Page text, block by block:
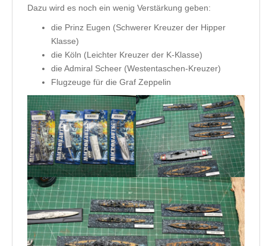
Dazu wird es noch ein wenig Verstärkung geben:
die Prinz Eugen (Schwerer Kreuzer der Hipper
Klasse)
die Köln (Leichter Kreuzer der K-Klasse)
die Admiral Scheer (Westentaschen-Kreuzer)
Flugzeuge für die Graf Zeppelin